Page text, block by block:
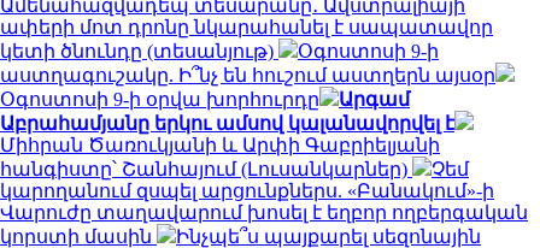
Ամենահազվադեպ տեսարանը․ Ավստրալիայի
ափերի մոտ դրոնը նկարահանել է սապատավոր
կետի ծնունդը (տեսանյութ)
Օգոստոսի 9-ի
աստղագուշակը. Ի՞նչ են հուշում աստղերն այսօր
Օգոստոսի 9-ի օրվա խորհուրդը
Արգամ
Աբրահամյանը երկու ամսով կալանավորվել է
Միհրան Ծառուկյանի և Արփի Գաբրիելյանի
հանգիստը՝ Շանհայում (Լուսանկարներ)
Չեմ
կարողանում զսպել արցունքներս. «Բանակում»-ի
Վարուժը տաղավարում խոսել է եղբոր ողբերգական
կորստի մասին
Ինչպե՞ս պայքարել սեզոնային